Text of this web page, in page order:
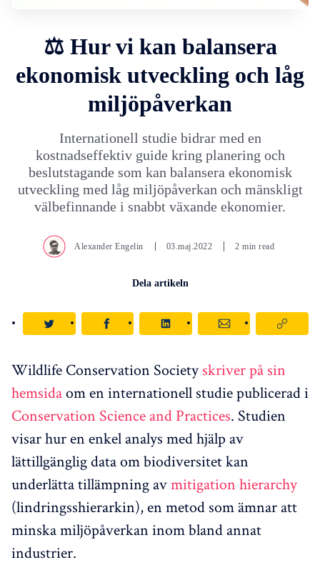
⚖️ Hur vi kan balansera
ekonomisk utveckling och låg
miljöpåverkan
Internationell studie bidrar med en
kostnadseffektiv guide kring planering och
beslutstagande som kan balansera ekonomisk
utveckling med låg miljöpåverkan och mänskligt
välbefinnande i snabbt växande ekonomier.
Alexander Engelin 03.maj.2022 2 min read
Dela artikeln
Wildlife Conservation Society skriver på sin
hemsidaom en internationell studie publicerad i
Conservation Science and Practices. Studien
visar hur en enkel analys med hjälp av
lättillgänglig data om biodiversitet kan
underlätta tillämpning avmitigation hierarchy
(lindringsshierarkin), en metod som ämnar att
minska miljöpåverkan inom bland annat
industrier.